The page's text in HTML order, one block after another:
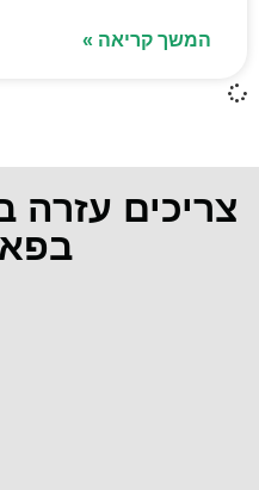
המשך קריאה »
צריכים עזרה